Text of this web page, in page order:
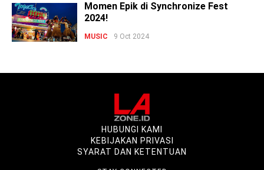
Momen Epik di Synchronize Fest
2024!
MUSIC 9 Oct 2024
HUBUNGI KAMI
KEBIJAKAN PRIVASI
SYARAT DAN KETENTUAN